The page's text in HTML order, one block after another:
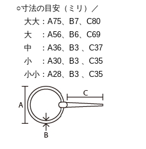
○寸法の目安（ミリ）／
大大：A75、B7、C80
大 ：A56、B6、C69
中 ：A36、B3 、C37
小 ：A30、B3 、C35
小小：A28、B3 、C35